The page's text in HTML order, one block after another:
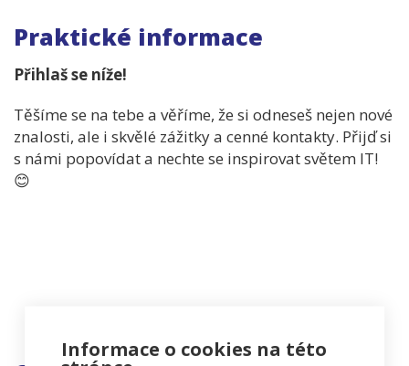
Praktické informace
Přihlaš se níže!
Těšíme se na tebe a věříme, že si odneseš nejen nové
znalosti, ale i skvělé zážitky a cenné kontakty. Přijď si
s námi popovídat a nechte se inspirovat světem IT!
😊
Informace o cookies na této